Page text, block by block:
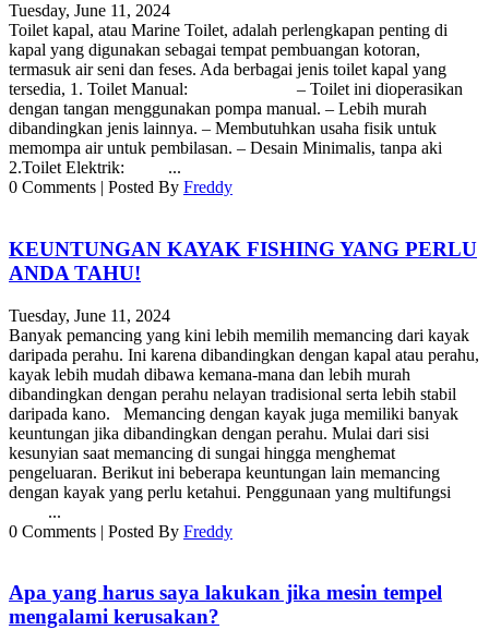
Tuesday, June 11, 2024
Toilet kapal, atau Marine Toilet, adalah perlengkapan penting di
kapal yang digunakan sebagai tempat pembuangan kotoran,
termasuk air seni dan feses. Ada berbagai jenis toilet kapal yang
tersedia, 1. Toilet Manual: – Toilet ini dioperasikan
dengan tangan menggunakan pompa manual. – Lebih murah
dibandingkan jenis lainnya. – Membutuhkan usaha fisik untuk
memompa air untuk pembilasan. – Desain Minimalis, tanpa aki
2.Toilet Elektrik: ...
0 Comments | Posted By Freddy
KEUNTUNGAN KAYAK FISHING YANG PERLU
ANDA TAHU!
Tuesday, June 11, 2024
Banyak pemancing yang kini lebih memilih memancing dari kayak
daripada perahu. Ini karena dibandingkan dengan kapal atau perahu,
kayak lebih mudah dibawa kemana-mana dan lebih murah
dibandingkan dengan perahu nelayan tradisional serta lebih stabil
daripada kano. Memancing dengan kayak juga memiliki banyak
keuntungan jika dibandingkan dengan perahu. Mulai dari sisi
kesunyian saat memancing di sungai hingga menghemat
pengeluaran. Berikut ini beberapa keuntungan lain memancing
dengan kayak yang perlu ketahui. Penggunaan yang multifungsi
...
0 Comments | Posted By Freddy
Apa yang harus saya lakukan jika mesin tempel
mengalami kerusakan?